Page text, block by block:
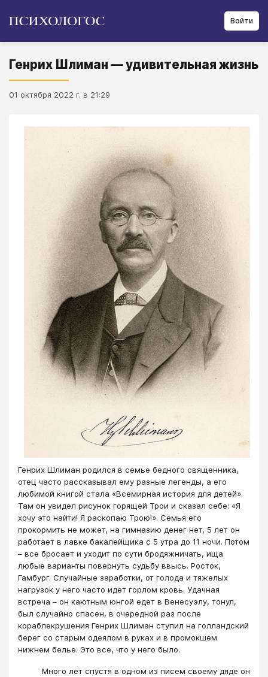
Войти
Генрих Шлиман — удивительная жизнь
01 октября 2022 г. в 21:29
Генрих Шлиман родился в семье бедного священника,
отец часто рассказывал ему разные легенды, а его
любимой книгой стала «Всемирная история для детей».
Там он увидел рисунок горящей Трои и сказал себе: «Я
хочу это найти! Я раскопаю Трою!». Семья его
прокормить не может, на гимназию денег нет, 5 лет он
работает в лавке бакалейщика с 5 утра до 11 ночи. Потом
– все бросает и уходит по сути бродяжничать, ища
любые варианты повернуть судьбу ввысь. Росток,
Гамбург. Случайные заработки, от голода и тяжелых
нагрузок у него часто идет горлом кровь. Удачная
встреча – он каютным юнгой едет в Венесуэлу, тонул,
был случайно спасен, в очередной раз после
кораблекрушения Генрих Шлиман ступил на голландский
берег со старым одеялом в руках и в промокшем
нижнем белье. Это все, что у него было.
Много лет спустя в одном из писем своему дяде он